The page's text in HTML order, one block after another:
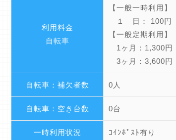
利用料金
自転車
【一般一時利用】
１ 日： 100円
【一般定期利用】
1ヶ月：1,300円
3ヶ月：3,600円
自転車：補欠者数 0人
自転車：空き台数 0台
一時利用状況 ｺｲﾝﾎﾟｽﾄ有り